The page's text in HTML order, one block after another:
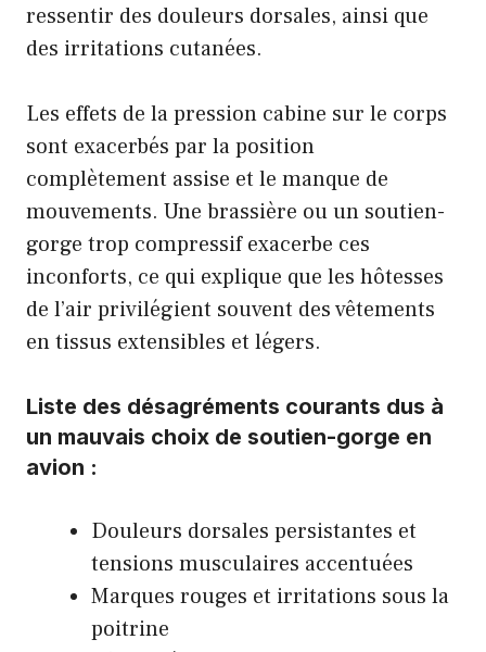
ressentir des douleurs dorsales, ainsi que
des irritations cutanées.
Les effets de la pression cabine sur le corps
sont exacerbés par la position
complètement assise et le manque de
mouvements. Une brassière ou un soutien-
gorge trop compressif exacerbe ces
inconforts, ce qui explique que les hôtesses
de l’air privilégient souvent des vêtements
en tissus extensibles et légers.
Liste des désagréments courants dus à
un mauvais choix de soutien-gorge en
avion :
Douleurs dorsales persistantes et
tensions musculaires accentuées
Marques rouges et irritations sous la
poitrine